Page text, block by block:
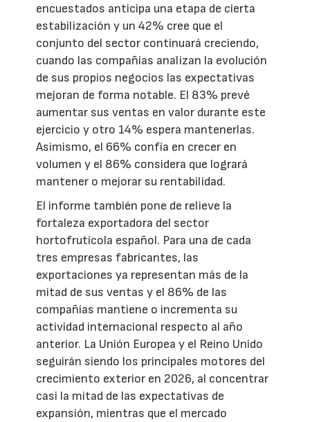
encuestados anticipa una etapa de cierta
estabilización y un 42% cree que el
conjunto del sector continuará creciendo,
cuando las compañías analizan la evolución
de sus propios negocios las expectativas
mejoran de forma notable. El 83% prevé
aumentar sus ventas en valor durante este
ejercicio y otro 14% espera mantenerlas.
Asimismo, el 66% confía en crecer en
volumen y el 86% considera que logrará
mantener o mejorar su rentabilidad.
El informe también pone de relieve la
fortaleza exportadora del sector
hortofrutícola español. Para una de cada
tres empresas fabricantes, las
exportaciones ya representan más de la
mitad de sus ventas y el 86% de las
compañías mantiene o incrementa su
actividad internacional respecto al año
anterior. La Unión Europea y el Reino Unido
seguirán siendo los principales motores del
crecimiento exterior en 2026, al concentrar
casi la mitad de las expectativas de
expansión, mientras que el mercado